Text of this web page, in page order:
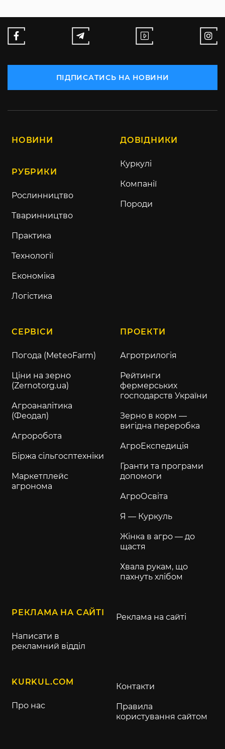
ПІДПИСАТИСЬ НА НОВИНИ
НОВИНИ
РУБРИКИ
Рослинництво
Тваринництво
Практика
Технології
Економіка
Логістика
ДОВІДНИКИ
Куркулі
Компанії
Породи
СЕРВІСИ
Погода (MeteoFarm)
Ціни на зерно
(Zernotorg.ua)
Агроаналітика
(Феодал)
Агроробота
Біржа сільгосптехніки
Маркетплейс
агронома
ПРОЕКТИ
Агротрилогія
Рейтинги
фермерських
господарств України
Зерно в корм —
вигідна переробка
АгроЕкспедиція
Гранти та програми
допомоги
АгроОсвіта
Я — Куркуль
Жінка в агро — до
щастя
Хвала рукам, що
пахнуть хлібом
РЕКЛАМА НА САЙТІ
Написати в
рекламний відділ
Реклама на сайті
KURKUL.COM
Про нас
Контакти
Правила
користування сайтом